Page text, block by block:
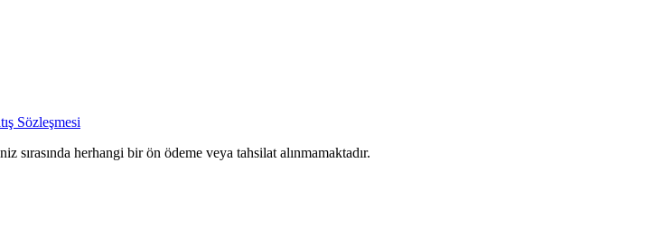
Sözleşmesi
herhangi bir ön ödeme veya tahsilat alınmamaktadır.